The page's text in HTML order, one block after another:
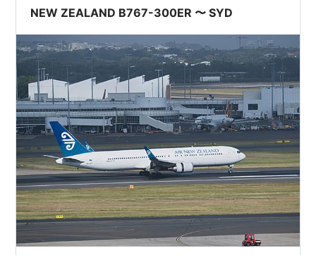
ン…
NEW ZEALAND B767-300ER 〜 SYD